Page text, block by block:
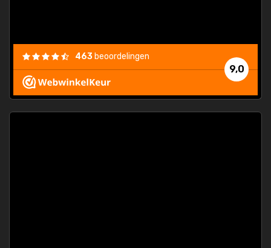
9,0
463 beoordelingen